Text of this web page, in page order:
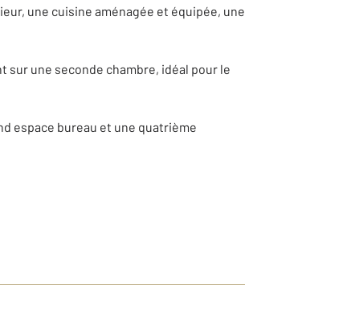
une cuisine aménagée et équipée, une
sur une seconde chambre, idéal pour le
espace bureau et une quatrième